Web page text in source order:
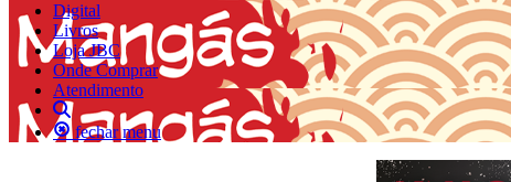
Digital
Livros
Loja JBC
Onde Comprar
Atendimento
fechar menu